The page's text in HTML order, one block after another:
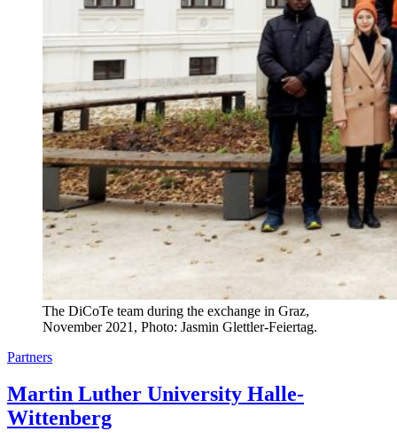
The DiCoTe team during the exchange in Graz,
November 2021, Photo: Jasmin Glettler-Feiertag.
Partners
Martin Luther University Halle-
Wittenberg